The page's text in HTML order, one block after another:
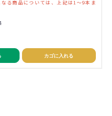
る商品については、上記は1～9本ま
カゴに入れる